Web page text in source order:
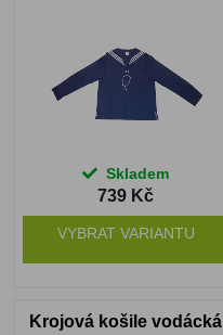
Skladem
739 Kč
VYBRAT VARIANTU
Krojová košile vodácká